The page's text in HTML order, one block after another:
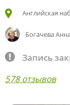
Английская
Богачева
Запись
578 отзывов